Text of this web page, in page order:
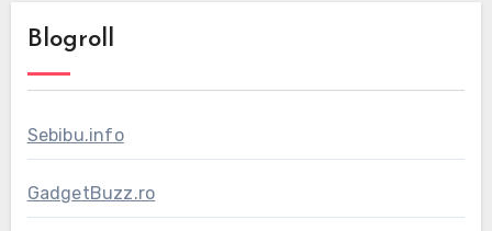
Blogroll
Sebibu.info
GadgetBuzz.ro